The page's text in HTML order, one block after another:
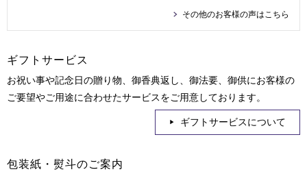
その他のお客様の声はこちら
ギフトサービス
お祝い事や記念日の贈り物、御香典返し、御法要、御供にお客様の
ご要望やご用途に合わせたサービスをご用意しております。
ギフトサービスについて
包装紙・熨斗のご案内